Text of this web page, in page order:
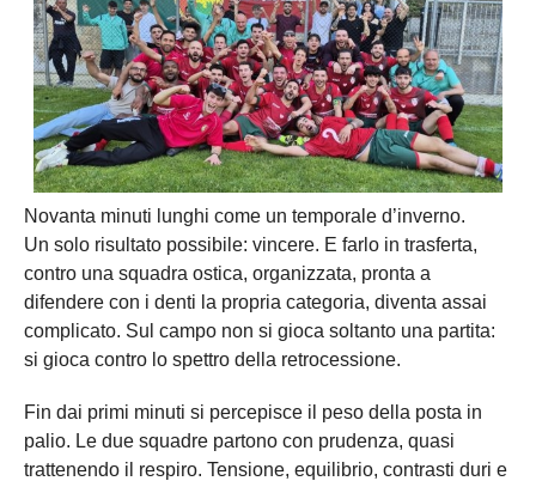
Novanta minuti lunghi come un temporale d’inverno.
Un solo risultato possibile: vincere. E farlo in trasferta,
contro una squadra ostica, organizzata, pronta a
difendere con i denti la propria categoria, diventa assai
complicato. Sul campo non si gioca soltanto una partita:
si gioca contro lo spettro della retrocessione.
Fin dai primi minuti si percepisce il peso della posta in
palio. Le due squadre partono con prudenza, quasi
trattenendo il respiro. Tensione, equilibrio, contrasti duri e